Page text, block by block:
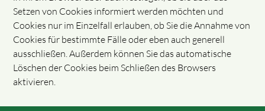
Setzen von Cookies informiert werden möchten und
Cookies nur im Einzelfall erlauben, ob Sie die Annahme von
Cookies für bestimmte Fälle oder eben auch generell
ausschließen. Außerdem können Sie das automatische
Löschen der Cookies beim Schließen des Browsers
aktivieren.